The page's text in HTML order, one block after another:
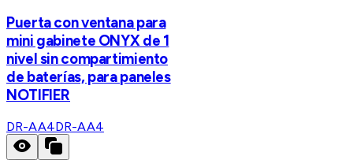
Puerta con ventana para
mini gabinete ONYX de 1
nivel sin compartimiento
de baterías, para paneles
NOTIFIER
DR-AA4DR-AA4